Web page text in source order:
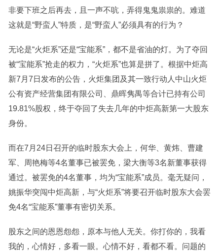
非要下班之后再去，且一声不吭，弄得鬼鬼祟祟的。难道
这就是“野蛮人”特质，是“野蛮人”必须具有的行为？
无论是“火炬系”还是“宝能系”，都不是省油的灯。为了夺回
被“宝能系”抢走的权力，“火炬系”也算是拼了。根据中炬高
新7月7日发布的公告，火炬集团及其一致行动人中山火炬
公有资产经营集团有限公司、鼎晖隽禺等合计已持有公司
19.81%股权，终于夺回了失去几年的中炬高新第一大股东
身份。
而在7月24日召开的临时股东大会上，何华、黄炜、曹建
军、周艳梅等4名董事已被罢免，梁大衡等3名新董事获得
通过。被罢免的4名董事，均为“宝能系”成员。毫无疑问，
姚振华突闯中炬高新，与“火炬系”将要召开临时股东大会罢
免4名“宝能系”董事有密切关系。
股东之间的恩恩怨怨，原本与他人无关。你打你的，我看
我的，心情好，多看一眼。心情不好，看都不看。问题的